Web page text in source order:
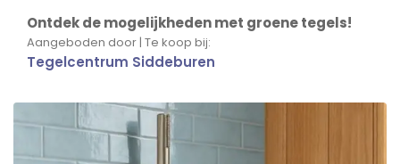
Ontdek de mogelijkheden met groene tegels!
Aangeboden door | Te koop bij:
Tegelcentrum Siddeburen